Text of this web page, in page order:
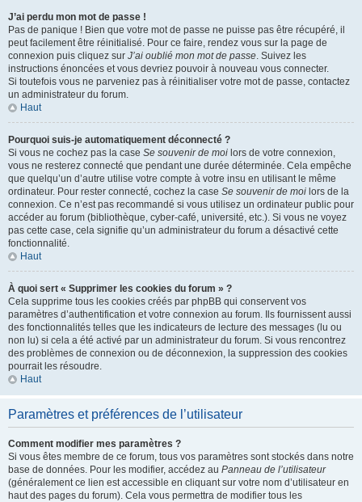
J’ai perdu mon mot de passe !
Pas de panique ! Bien que votre mot de passe ne puisse pas être récupéré, il
peut facilement être réinitialisé. Pour ce faire, rendez vous sur la page de
connexion puis cliquez sur J’ai oublié mon mot de passe. Suivez les
instructions énoncées et vous devriez pouvoir à nouveau vous connecter.
Si toutefois vous ne parveniez pas à réinitialiser votre mot de passe, contactez
un administrateur du forum.
Haut
Pourquoi suis-je automatiquement déconnecté ?
Si vous ne cochez pas la case Se souvenir de moi lors de votre connexion,
vous ne resterez connecté que pendant une durée déterminée. Cela empêche
que quelqu’un d’autre utilise votre compte à votre insu en utilisant le même
ordinateur. Pour rester connecté, cochez la case Se souvenir de moi lors de la
connexion. Ce n’est pas recommandé si vous utilisez un ordinateur public pour
accéder au forum (bibliothèque, cyber-café, université, etc.). Si vous ne voyez
pas cette case, cela signifie qu’un administrateur du forum a désactivé cette
fonctionnalité.
Haut
À quoi sert « Supprimer les cookies du forum » ?
Cela supprime tous les cookies créés par phpBB qui conservent vos
paramètres d’authentification et votre connexion au forum. Ils fournissent aussi
des fonctionnalités telles que les indicateurs de lecture des messages (lu ou
non lu) si cela a été activé par un administrateur du forum. Si vous rencontrez
des problèmes de connexion ou de déconnexion, la suppression des cookies
pourrait les résoudre.
Haut
Paramètres et préférences de l’utilisateur
Comment modifier mes paramètres ?
Si vous êtes membre de ce forum, tous vos paramètres sont stockés dans notre
base de données. Pour les modifier, accédez au Panneau de l’utilisateur
(généralement ce lien est accessible en cliquant sur votre nom d’utilisateur en
haut des pages du forum). Cela vous permettra de modifier tous les